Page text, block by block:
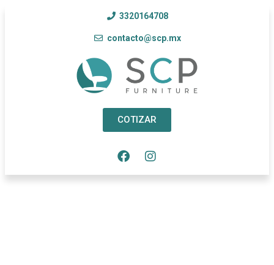
3320164708
contacto@scp.mx
COTIZAR